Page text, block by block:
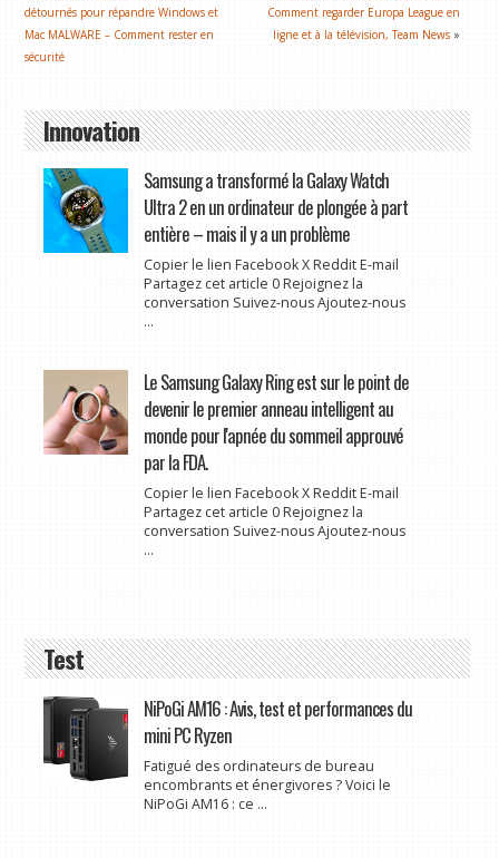
détournés pour répandre Windows et
Mac MALWARE – Comment rester en
sécurité
Comment regarder Europa League en
ligne et à la télévision, Team News »
Innovation
Samsung a transformé la Galaxy Watch
Ultra 2 en un ordinateur de plongée à part
entière – mais il y a un problème
Copier le lien Facebook X Reddit E-mail
Partagez cet article 0 Rejoignez la
conversation Suivez-nous Ajoutez-nous
...
Le Samsung Galaxy Ring est sur le point de
devenir le premier anneau intelligent au
monde pour l'apnée du sommeil approuvé
par la FDA.
Copier le lien Facebook X Reddit E-mail
Partagez cet article 0 Rejoignez la
conversation Suivez-nous Ajoutez-nous
...
Test
NiPoGi AM16 : Avis, test et performances du
mini PC Ryzen
Fatigué des ordinateurs de bureau
encombrants et énergivores ? Voici le
NiPoGi AM16 : ce ...